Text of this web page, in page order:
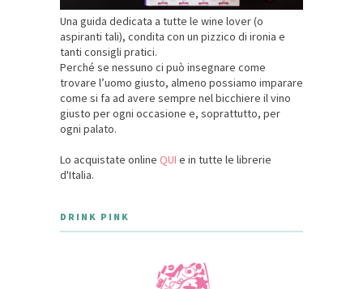
Una guida dedicata a tutte le wine lover (o
aspiranti tali), condita con un pizzico di ironia e
tanti consigli pratici.
Perché se nessuno ci può insegnare come
trovare l’uomo giusto, almeno possiamo imparare
come si fa ad avere sempre nel bicchiere il vino
giusto per ogni occasione e, soprattutto, per
ogni palato.
Lo acquistate online QUI e in tutte le librerie
d'Italia.
DRINK PINK